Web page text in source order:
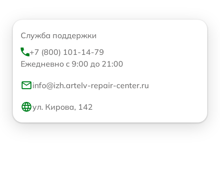
Служба поддержки
+7 (800) 101-14-79
Ежедневно с 9:00 до 21:00
info@izh.artelv-repair-center.ru
ул. Кирова, 142